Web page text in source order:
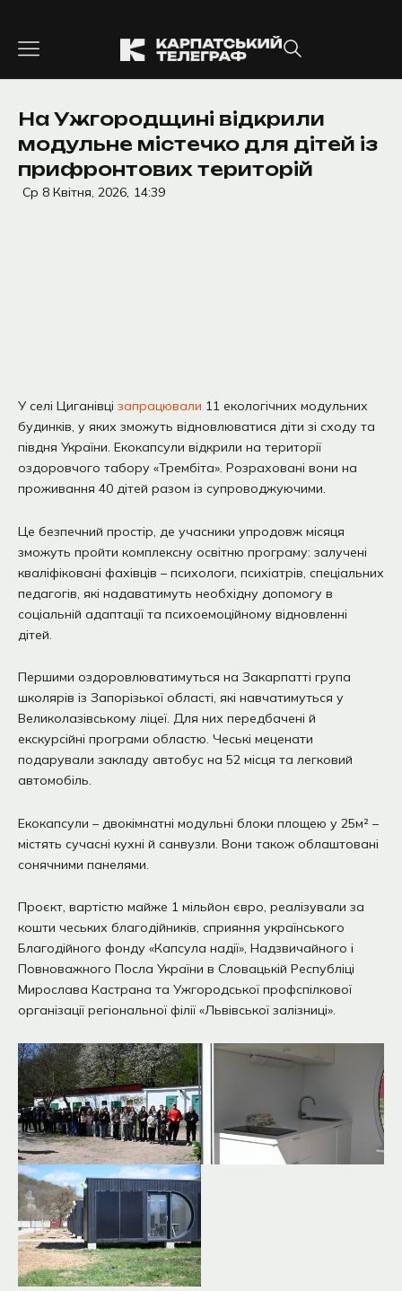
вмісту
На Ужгородщині відкрили
модульне містечко для дітей із
прифронтових територій
Ср 8 Квітня, 2026, 14:39
У селі Циганівці запрацювали 11 екологічних модульних
будинків, у яких зможуть відновлюватися діти зі сходу та
півдня України. Екокапсули відкрили на території
оздоровчого табору «Трембіта». Розраховані вони на
проживання 40 дітей разом із супроводжуючими.
Це безпечний простір, де учасники упродовж місяця
зможуть пройти комплексну освітню програму: залучені
кваліфіковані фахівців – психологи, психіатрів, спеціальних
педагогів, які надаватимуть необхідну допомогу в
соціальній адаптації та психоемоційному відновленні
дітей.
Першими оздоровлюватимуться на Закарпатті група
школярів із Запорізької області, які навчатимуться у
Великолазівському ліцеї. Для них передбачені й
екскурсійні програми областю. Чеські меценати
подарували закладу автобус на 52 місця та легковий
автомобіль.
Екокапсули – двокімнатні модульні блоки площею у 25м² –
містять сучасні кухні й санвузли. Вони також облаштовані
сонячними панелями.
Проєкт, вартістю майже 1 мільйон євро, реалізували за
кошти чеських благодійників, сприяння українського
Благодійного фонду «Капсула надії», Надзвичайного і
Повноважного Посла України в Словацькій Республіці
Мирослава Кастрана та Ужгородської профспілкової
організації регіональної філії «Львівської залізниці».